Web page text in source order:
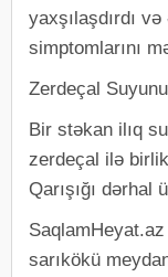
yaxşılaşdırdı
simptomlarını
Zerdeçal
Bir stəkan ilıq
zerdeçal ilə
Qarışığı dərhal
sarıkökü